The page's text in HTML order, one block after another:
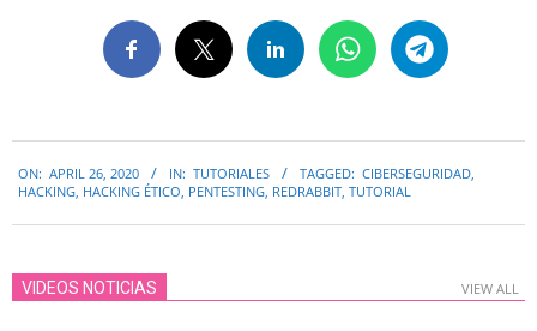
04-
ON: APRIL 26, 2020 IN: TUTORIALES TAGGED: CIBERSEGURIDAD,
HACKING, HACKING ÉTICO, PENTESTING, REDRABBIT, TUTORIAL
VIDEOS NOTICIAS VIEW ALL